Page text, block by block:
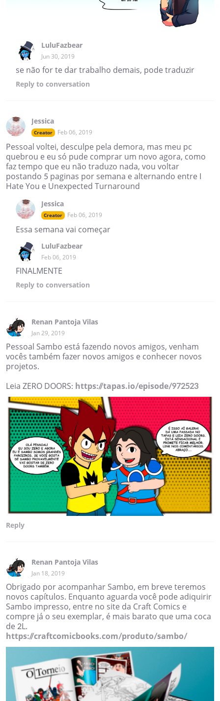
LuluFazbear
Jun 30, 2019
se não for te dar trabalho demais, pode traduzir
Reply to conversation
Jessica
Creator Feb 06, 2019
Pessoal voltei, desculpe pela demora, mas meu pc
quebrou e eu só pude comprar um novo agora, como
faz tempo que eu não traduzo nada, vou voltar
postando 5 paginas por semana e alternando entre I
Hate You e Unexpected Turnaround
Jessica
Creator Feb 06, 2019
Essa semana vai começar
LuluFazbear
Feb 06, 2019
FINALMENTE
Reply to conversation
Renan Pantoja Vilas
Jan 29, 2019
Pessoal Sambo está fazendo novos amigos, venham
vocês também fazer novos amigos e conhecer novos
projetos.
Leia ZERO DOORS: https://tapas.io/episode/972523
Reply
Renan Pantoja Vilas
Jan 18, 2019
Obrigado por acompanhar Sambo, em breve teremos
novos capítulos. Enquanto aguarda você pode adiquirir
Sambo impresso, entre no site da Craft Comics e
compre já o seu exemplar, é mais barato que uma coca
de 2L.
https://craftcomicbooks.com/produto/sambo/